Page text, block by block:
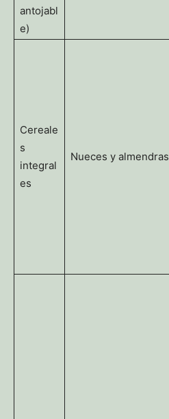
antojabl
e)
Cereale
s
integral
es
Nueces y almendras